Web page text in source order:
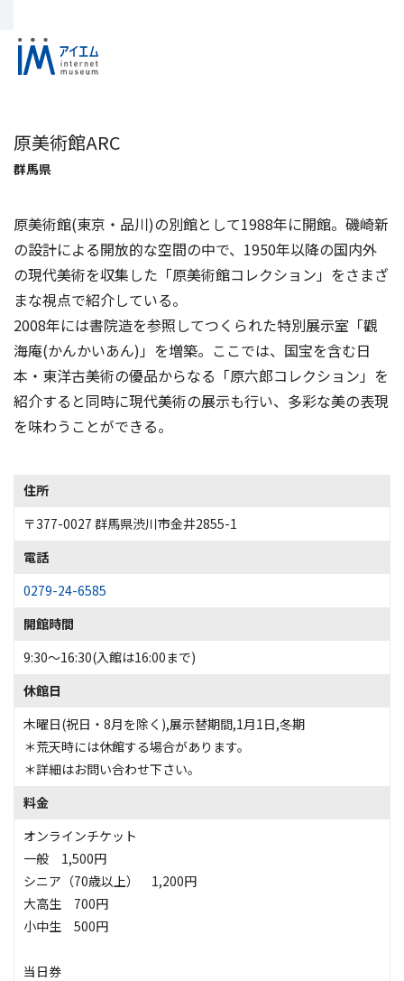
原美術館ARC
群馬県
原美術館(東京・品川)の別館として1988年に開館。磯崎新
の設計による開放的な空間の中で、1950年以降の国内外
の現代美術を収集した「原美術館コレクション」をさまざ
まな視点で紹介している。
2008年には書院造を参照してつくられた特別展示室「觀
海庵(かんかいあん)」を増築。ここでは、国宝を含む日
本・東洋古美術の優品からなる「原六郎コレクション」を
紹介すると同時に現代美術の展示も行い、多彩な美の表現
を味わうことができる。
住所
〒377-0027 群馬県渋川市金井2855-1
電話
0279-24-6585
開館時間
9:30～16:30(入館は16:00まで)
休館日
木曜日(祝日・8月を除く),展示替期間,1月1日,冬期
＊荒天時には休館する場合があります。
＊詳細はお問い合わせ下さい。
料金
オンラインチケット
一般 1,500円
シニア（70歳以上） 1,200円
大高生 700円
小中生 500円
当日券